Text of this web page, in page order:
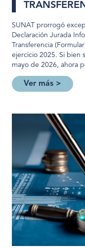
SUNAT prorrogó
Declaración Jurada
Transferencia
ejercicio 2025. Si bien
mayo de 2026, ahora
Ver más >